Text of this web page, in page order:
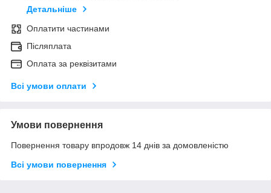
Детальніше
Оплатити частинами
Післяплата
Оплата за реквізитами
Всі умови оплати
Умови повернення
Повернення товару впродовж 14 днів за домовленістю
Всі умови повернення